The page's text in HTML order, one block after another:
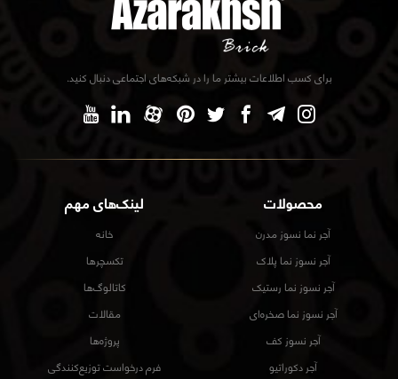
محصولات
آجر نما نسوز مدرن
آجر نسوز نما پلاک
آجر نسوز نما رستیک
آجر نسوز نما صخره‌ای
آجر نسوز کف
آجر دکوراتیو
لینک‌های مهم
خانه
تکسچرها
کاتالوگ‌ها
مقالات
پروژه‌ها
فرم درخواست توزیع‌کنندگی
برای کسب اطلاعات بیشتر ما را در شبکه‌های اجتماعی دنبال کنید.